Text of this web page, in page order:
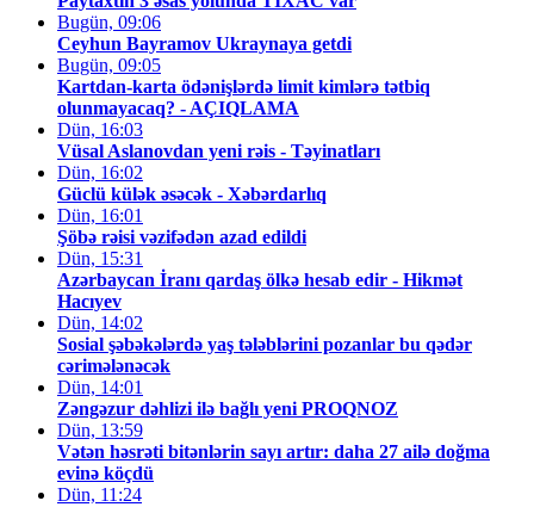
Bugün, 09:06
Ceyhun Bayramov Ukraynaya getdi
Bugün, 09:05
Kartdan-karta ödənişlərdə limit kimlərə tətbiq
olunmayacaq? - AÇIQLAMA
Dün, 16:03
Vüsal Aslanovdan yeni rəis - Təyinatları
Dün, 16:02
Güclü külək əsəcək - Xəbərdarlıq
Dün, 16:01
Şöbə rəisi vəzifədən azad edildi
Dün, 15:31
Azərbaycan İranı qardaş ölkə hesab edir - Hikmət
Hacıyev
Dün, 14:02
Sosial şəbəkələrdə yaş tələblərini pozanlar bu qədər
cərimələnəcək
Dün, 14:01
Zəngəzur dəhlizi ilə bağlı yeni PROQNOZ
Dün, 13:59
Vətən həsrəti bitənlərin sayı artır: daha 27 ailə doğma
evinə köçdü
Dün, 11:24